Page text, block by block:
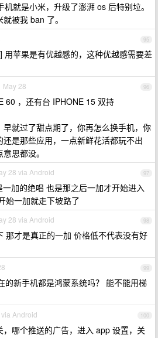
机就是小米，升级了澎湃 os 后特别垃。
被我 ban 了。
95
用苹果是有优越感的，这种优越感需要差
96
May 28
60 ，还有台 IPHONE 15 双持
就过了甜点期了，你再怎么换手机，你
是那些应用，一点新鲜花活都玩不出
思都没。
97
28 via Android
一加的绝唱 也是那之后一加才开始进入
始一加就走下坡路了
98
28 via Android
那才是真正的一加 价格低不代表没有好
99
的新手机都是鸿蒙系统吗？ 能不能用梯
100
Android
，哪个推送的广告，进入 app 设置，关